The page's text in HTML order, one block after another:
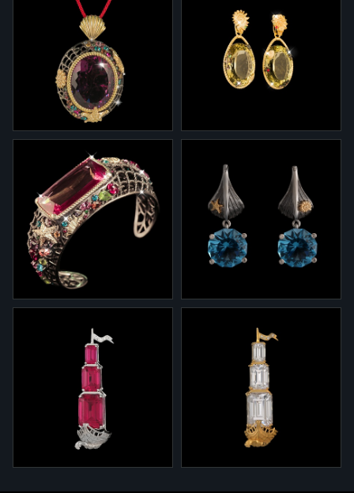
Браслет 8-0040 из
коллекции "Сокровища
утонувших кораблей" из
серебра и золота с
аквамаринами и
бриллиантами.
1-0040/5
Кольцо 1-0040/5 из
коллекции "Сокровища
утонувших кораблей" из
серебра и золота с топазом
и черными и белыми
9-0040/9
Подвеска 1-0040/9 из
коллекции "Сокровища
утонувших кораблей" из
серебра и золота с
аметистом 55 каратов,
разноцветными сапфирами и
бриллиантами.
2-0040/9
Серьги 2-0040/9 из
коллекции "Сокровища
утонувших кораблей" из
серебра и золота с
лимонными кварцами,
Браслет 8-0040 из
коллекции "Сокровища
утонувших кораблей" из
серебра и золота с розовым
топазом 30 каратов,
разноцветными сапфирами и
2-0040/10
Серьги 2-0040/10
"Сокровища затонувших
кораблей" из серебра,
золота с топазами и
бриллиантами.